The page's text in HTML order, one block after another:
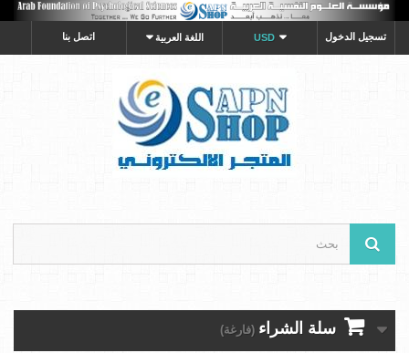
تسجيل الدخول USD اللغة العربية اتصل بنا
سلة الشراء (فارغة)